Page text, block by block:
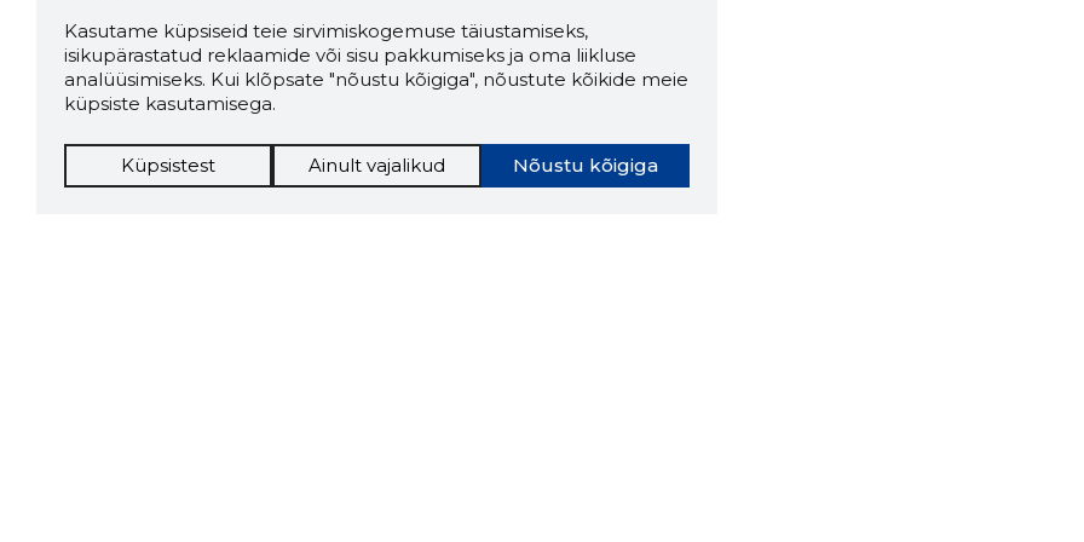
Kasutame küpsiseid teie sirvimiskogemuse täiustamiseks,
isikupärastatud reklaamide või sisu pakkumiseks ja oma liikluse
analüüsimiseks. Kui klõpsate "nõustu kõigiga", nõustute kõikide meie
küpsiste kasutamisega.
Nõustu kõigiga
Küpsistest Ainult vajalikud